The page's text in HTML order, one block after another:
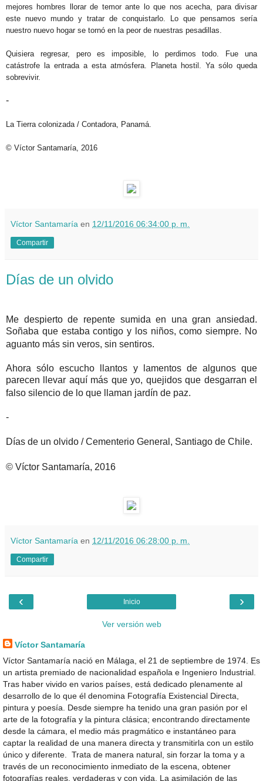
mejores hombres llorar de temor ante lo que nos acecha, para divisar
este nuevo mundo y tratar de conquistarlo. Lo que pensamos sería
nuestro nuevo hogar se tornó en la peor de nuestras pesadillas.
Quisiera regresar, pero es imposible, lo perdimos todo. Fue una
catástrofe la entrada a esta atmósfera. Planeta hostil. Ya sólo queda
sobrevivir.
-
La Tierra colonizada / Contadora, Panamá.
© Víctor Santamaría, 2016
Víctor Santamaría en 12/11/2016 06:34:00 p. m.
Compartir
Días de un olvido
Me despierto de repente sumida en una gran ansiedad.
Soñaba que estaba contigo y los niños, como siempre. No
aguanto más sin veros, sin sentiros.
Ahora sólo escucho llantos y lamentos de algunos que
parecen llevar aquí más que yo, quejidos que desgarran el
falso silencio de lo que llaman jardín de paz.
-
Días de un olvido / Cementerio General, Santiago de Chile.
© Víctor Santamaría, 2016
Víctor Santamaría en 12/11/2016 06:28:00 p. m.
Compartir
‹ ›
Inicio
Ver versión web
Víctor Santamaría
Víctor Santamaría nació en Málaga, el 21 de septiembre de 1974. Es
un artista premiado de nacionalidad española e Ingeniero Industrial.
Tras haber vivido en varios países, está dedicado plenamente al
desarrollo de lo que él denomina Fotografía Existencial Directa,
pintura y poesía. Desde siempre ha tenido una gran pasión por el
arte de la fotografía y la pintura clásica; encontrando directamente
desde la cámara, el medio más pragmático e instantáneo para
captar la realidad de una manera directa y transmitirla con un estilo
único y diferente. Trata de manera natural, sin forzar la toma y a
través de un reconocimiento inmediato de la escena, obtener
fotografías reales, verdaderas y con vida. La asimilación de las